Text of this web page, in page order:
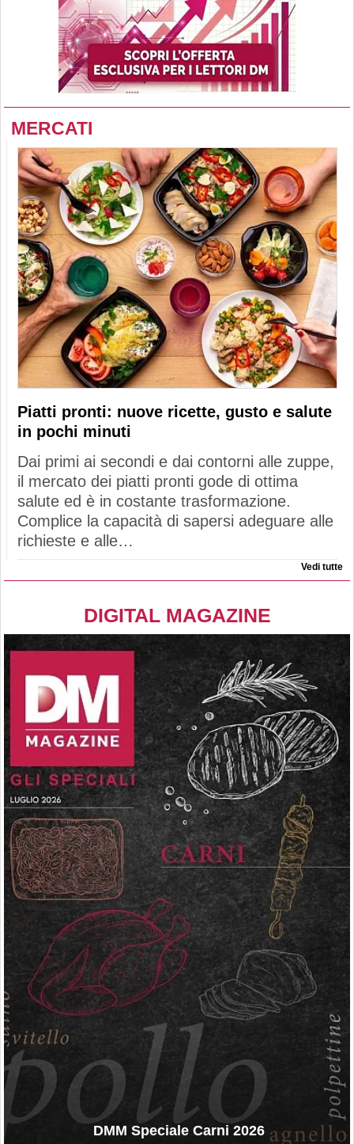
MERCATI
Piatti pronti: nuove ricette, gusto e salute
in pochi minuti
Dai primi ai secondi e dai contorni alle zuppe,
il mercato dei piatti pronti gode di ottima
salute ed è in costante trasformazione.
Complice la capacità di sapersi adeguare alle
richieste e alle…
Vedi tutte
DIGITAL MAGAZINE
DMM Speciale Carni 2026